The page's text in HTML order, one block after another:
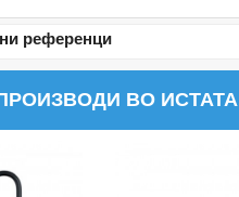
референци
ВО